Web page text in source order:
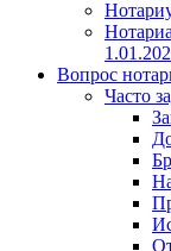
Вопрос
Часто